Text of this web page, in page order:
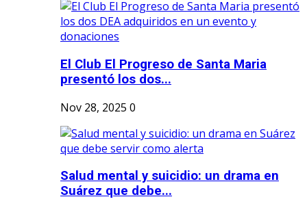
El Club El Progreso de Santa Maria
presentó los dos...
Nov 28, 2025 0
Salud mental y suicidio: un drama en
Suárez que debe...